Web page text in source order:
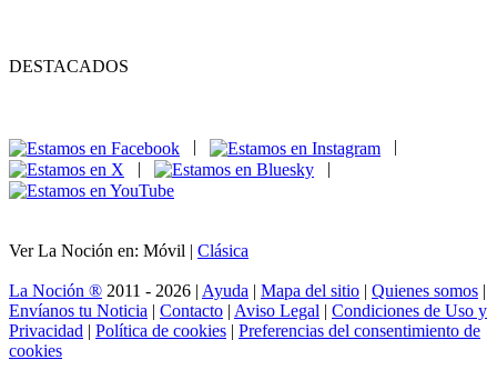
DESTACADOS
|
|
Ver La Noción en: Móvil | Clásica
La Noción ® 2011 - 2026 | Ayuda | Mapa del sitio | Quienes somos |
Envíanos tu Noticia | Contacto | Aviso Legal | Condiciones de Uso y
Privacidad | Política de cookies | Preferencias del consentimiento de
cookies